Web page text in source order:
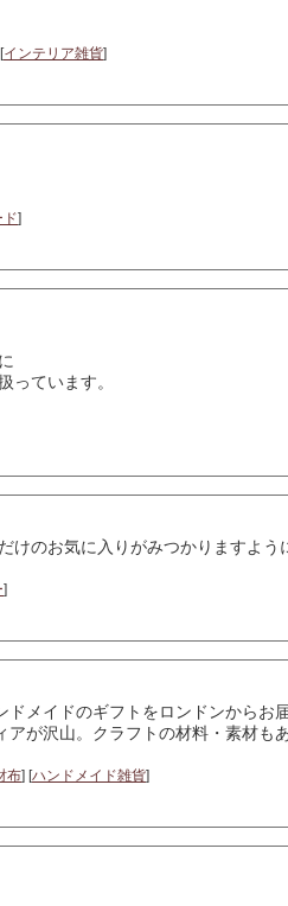
インテリア雑貨]
ド]
っています。
のお気に入りがみつかりますよう
]
メイドのギフトをロンドンからお
が沢山。クラフトの材料・素材もあ
布] [ハンドメイド雑貨]